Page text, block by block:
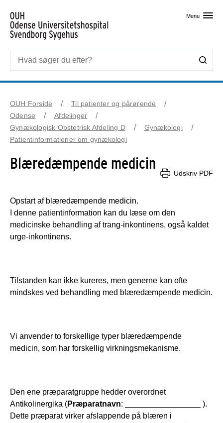
Menu
OUH Forside
Til patienter og pårørende
Odense
Afdelinger
Gynækologisk Obstetrisk Afdeling D
Gynækologi
Patientinformationer om gynækologi
Blæredæmpende medicin
Udskriv PDF
Opstart af blæredæmpende medicin.
I denne patientinformation kan du læse om den
medicinske behandling af trang-inkontinens, også kaldet
urge-inkontinens.
Tilstanden kan ikke kureres, men generne kan ofte
mindskes ved behandling med blæredæmpende medicin.
Vi anvender to forskellige typer blæredæmpende
medicin, som har forskellig virkningsmekanisme.
Den ene præparatgruppe hedder overordnet
Antikolinergika (Præparatnavn:
).
Dette præparat virker afslappende på blæren i